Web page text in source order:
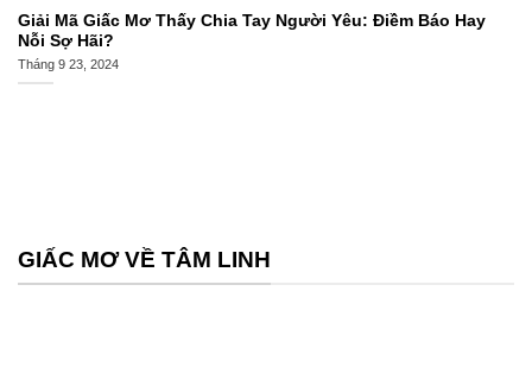
Giải Mã Giấc Mơ Thấy Chia Tay Người Yêu: Điềm Báo Hay
Nỗi Sợ Hãi?
Tháng 9 23, 2024
GIẤC MƠ VỀ TÂM LINH